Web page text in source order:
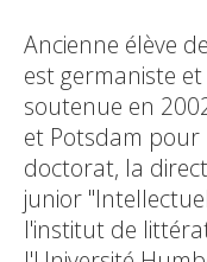
Ancienne élève
est germaniste
soutenue en
et Potsdam
doctorat, la
junior
l'institut de